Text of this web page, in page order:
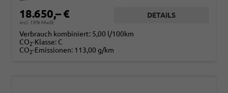
18.650,– €
incl. 19% MwSt.
DETAILS
Verbrauch kombiniert: 5,00 l/100km
CO2-Klasse: C
CO2-Emissionen: 113,00 g/km